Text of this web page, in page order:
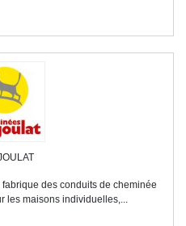
des conduits de cheminée
les maisons individuelles,...